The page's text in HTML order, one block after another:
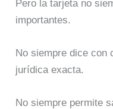
Pero la tarjeta no
importantes.
No siempre dice con
jurídica exacta.
No siempre permite